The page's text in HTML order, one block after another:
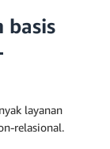
basis
layanan
relasional.